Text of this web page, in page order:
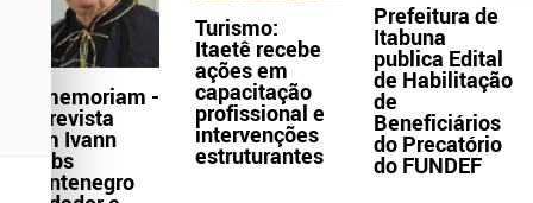
In memoriam -
Entrevista
com Ivann
Krebs
Montenegro
Turismo:
Itaetê recebe
ações em
capacitação
profissional e
intervenções
estruturantes
Prefeitura de
Itabuna
publica Edital
de Habilitação
de
Beneficiários
do Precatório
do FUNDEF